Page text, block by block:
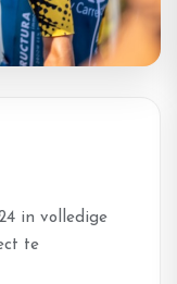
in volledige
te